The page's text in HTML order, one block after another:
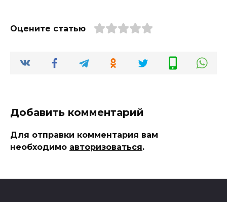
Оцените статью
Добавить комментарий
Для отправки комментария вам
необходимо авторизоваться.